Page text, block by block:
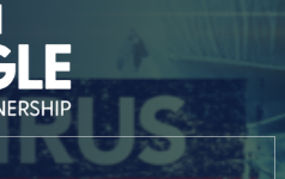
valikosta